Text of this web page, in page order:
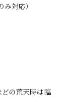
対応）
の荒天時は臨